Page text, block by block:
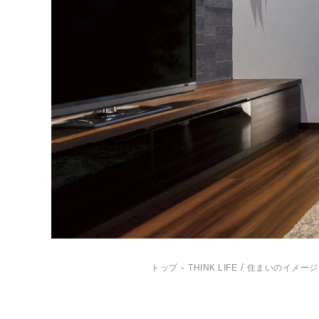
トップ - THINK LIFE / 住まいのイメー